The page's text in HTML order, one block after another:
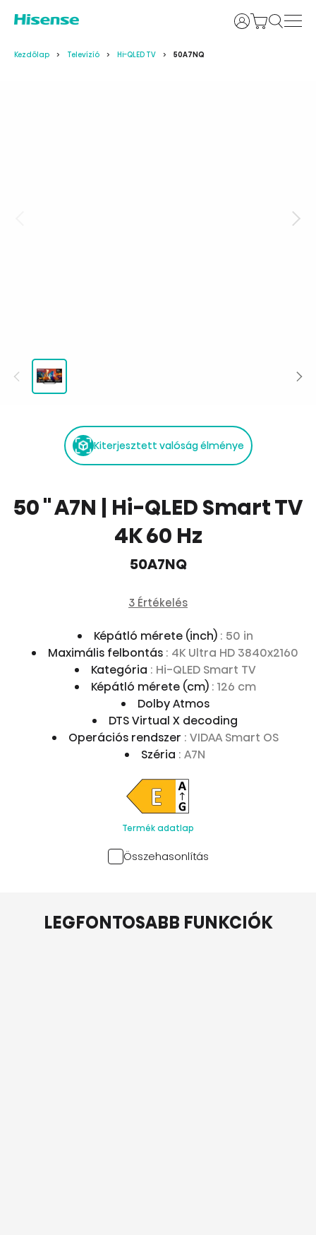
Bejelentkezés
Kezdőlap Televízíó Hi-QLED TV 50A7NQ
Kiterjesztett valóság élménye
50 '' A7N | Hi-QLED Smart TV
4K 60 Hz
50A7NQ
3 Értékelés
Képátló mérete (inch) : 50 in
Maximális felbontás : 4K Ultra HD 3840x2160
Kategória : Hi-QLED Smart TV
Képátló mérete (cm) : 126 cm
Dolby Atmos
DTS Virtual X decoding
Operációs rendszer : VIDAA Smart OS
Széria : A7N
Termék adatlap
Összehasonlítás
LEGFONTOSABB FUNKCIÓK